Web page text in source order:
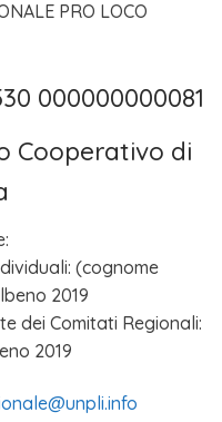
PRO LOCO
000000000081
Cooperativo di
(cognome
2019
dei Comitati Regionali:
2019